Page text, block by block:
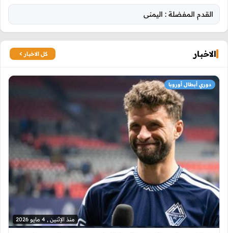
القدم المفضلة : اليمنى
الاخبار كل الاخبار
منذ الإثنين , 4 مايو 2026
دوري أبطال أوروبا